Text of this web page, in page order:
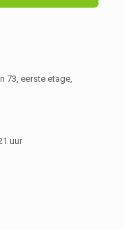
73, eerste etage,
uur